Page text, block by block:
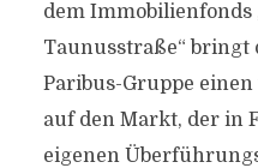
dem Immobilienfonds
Taunusstraße“ bringt
Paribus-Gruppe
auf den Markt, der in
eigenen